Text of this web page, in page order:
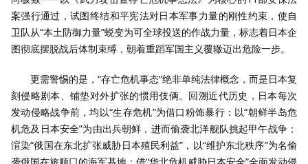
案强行通过，试图终结和平宪法对日本军事力量的刚性约束，使自
卫队从“本土防御力量”蜕变为可全球投送的作战力量，标志着日本企
图彻底摆脱战后体制束缚，朝着重蹈军国主义覆辙迈出危险一步。
更需警惕的是，“存亡危机事态”绝非单纯法律概念，而是日本复
刻侵略剧本、铺垫对外扩张的惯用伎俩。回溯近代历史，日本每次
发动侵略战争前，均以“生存危机”为借口粉饰暴行：以“朝鲜半岛危
机危及日本安全”为由出兵朝鲜，进而偷袭北洋舰队挑起甲午战争；
渲染“俄国在东北扩张威胁日本殖民利益”，以“维护东北秩序”为名偷